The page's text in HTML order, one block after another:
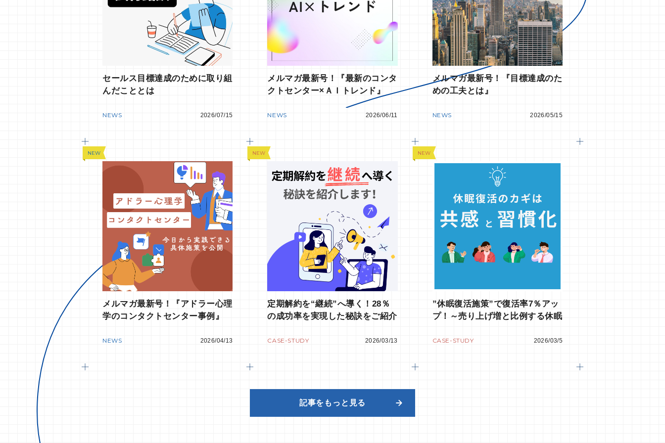
セールス目標達成のために取り組
んだこととは
NEWS 2026/07/15
メルマガ最新号！『最新のコンタ
クトセンター×ＡＩトレンド』
NEWS 2026/06/11
メルマガ最新号！『目標達成のた
めの工夫とは』
NEWS 2026/05/15
メルマガ最新号！『アドラー心理
学のコンタクトセンター事例』
NEWS 2026/04/13
定期解約を“継続”へ導く！28％
の成功率を実現した秘訣をご紹介
CASE-STUDY 2026/03/13
”休眠復活施策”で復活率7％アッ
プ！～売り上げ増と比例する休眠
CASE-STUDY 2026/03/5
記事をもっと見る